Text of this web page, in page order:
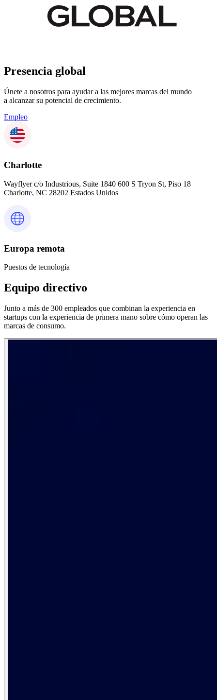
Presencia global
Únete a nosotros para ayudar a las mejores marcas del mundo
a alcanzar su potencial de crecimiento.
Empleo
Charlotte
Wayflyer c/o Industrious, Suite 1840 600 S Tryon St, Piso 18
Charlotte, NC 28202 Estados Unidos
Europa remota
Puestos de tecnología
Equipo directivo
Junto a más de 300 empleados que combinan la experiencia en
startups con la experiencia de primera mano sobre cómo operan las
marcas de consumo.